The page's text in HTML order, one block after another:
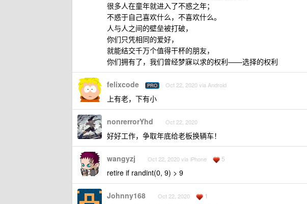
很多人在童年就进入了不惑之年；
不惑于自己喜欢什么，不喜欢什么。
人与人之间的壁垒被打破，
你们只凭相同的爱好，
就能结交千万个值得干杯的朋友，
你们拥有了，我们曾经梦寐以求的权利——选择的权利
felixcode PRO Oct 22, 2020 via Android
上有老，下有小
nonrerrorYhd Oct 22, 2020
好好工作，争取年底给老板换辆车！
wangyzj Oct 22, 2020 via iPhone 5
retire if randint(0, 9) > 9
Johnny168 Oct 22, 2020 1